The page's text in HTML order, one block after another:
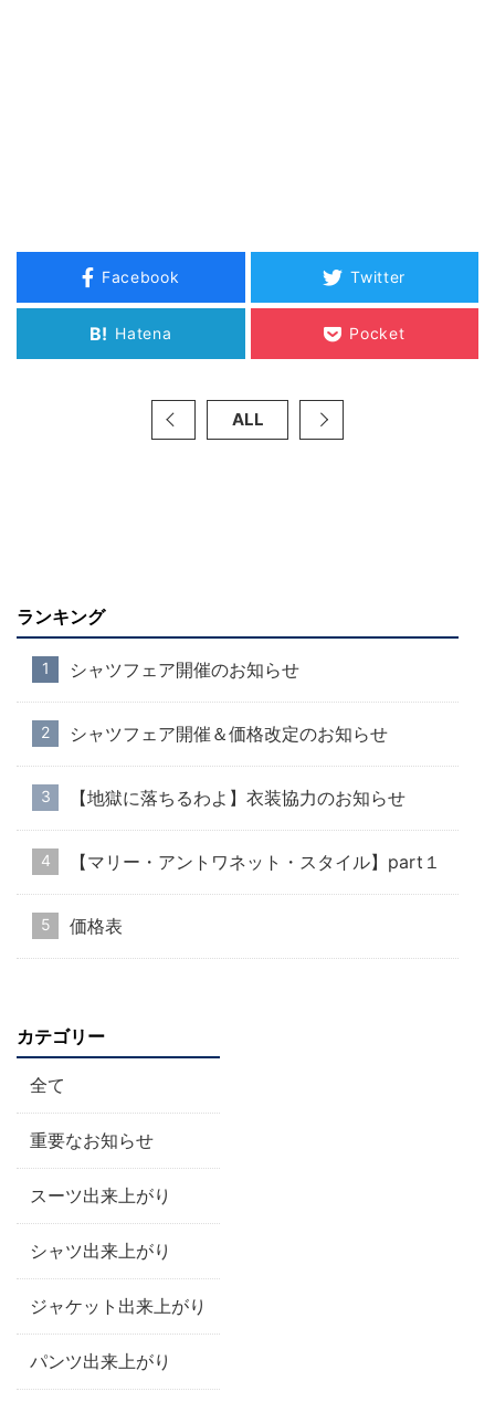
Facebook Twitter
B! Hatena Pocket
ALL
ランキング
シャツフェア開催のお知らせ
シャツフェア開催＆価格改定のお知らせ
【地獄に落ちるわよ】衣装協力のお知らせ
【マリー・アントワネット・スタイル】part１
価格表
カテゴリー
全て
重要なお知らせ
スーツ出来上がり
シャツ出来上がり
ジャケット出来上がり
パンツ出来上がり